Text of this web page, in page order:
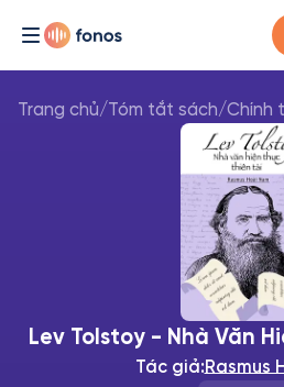
Trang chủ/Tóm tắt sách/Chính
Lev Tolstoy - Nhà Văn
Tác giả:Rasmus